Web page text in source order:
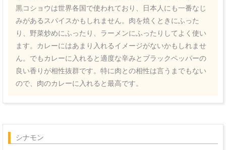
黒コショウは世界各国で使われており、日本人にも一番なじ
みがあるスパイスかもしれません。肉を焼くときにふった
り、野菜炒めにふったり、ラーメンにふったりしてよく使い
ます。カレーにはあまり入れるイメージがないかもしれませ
ん。でもカレーに入れると適度な辛みとブラックペッパーの
良い香りが相性抜群です。特に肉との相性は言うまでもない
ので、肉のカレーに入れると最高です。
シナモン